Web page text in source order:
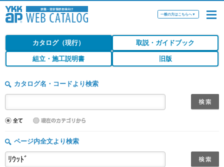
一般の方はこちらへ▼
カタログ（現行） 取説・ガイドブック
組立・施工説明書 旧版
カタログ名・コードより検索
ページ内全文より検索